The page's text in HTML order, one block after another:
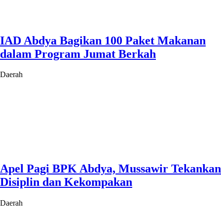
IAD Abdya Bagikan 100 Paket Makanan
dalam Program Jumat Berkah
Daerah
Apel Pagi BPK Abdya, Mussawir Tekankan
Disiplin dan Kekompakan
Daerah